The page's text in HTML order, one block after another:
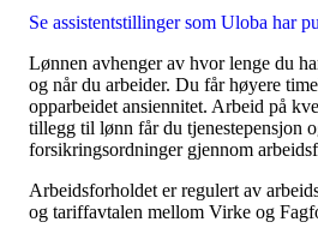
Selvsagt
Bente Skansgårds Independent Living-
Om oss
Nyheter
Tall og fakta
Om Uloba
Kontakt Uloba
Supportsenter
Se assistentstillinger som Uloba har
Lønnen avhenger av hvor lenge du
og når du arbeider. Du får høyere
opparbeidet ansiennitet. Arbeid på
tillegg til lønn får du tjenestepensjon
forsikringsordninger gjennom
Arbeidsforholdet er regulert av
og tariffavtalen mellom Virke og